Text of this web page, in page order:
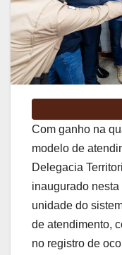
Com ganho na
modelo de
Delegacia
inaugurado nesta
unidade do
de atendimento,
no registro de